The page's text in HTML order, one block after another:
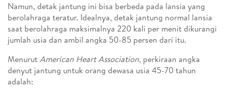
Namun, detak jantung ini bisa berbeda pada lansia yang
berolahraga teratur. Idealnya, detak jantung normal lansia
saat berolahraga maksimalnya 220 kali per menit dikurangi
jumlah usia dan ambil angka 50-85 persen dari itu.
MenurutAmerican Heart Association, perkiraan angka
denyut jantung untuk orang dewasa usia 45-70 tahun
adalah: